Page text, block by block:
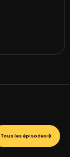
Tous les épisodes